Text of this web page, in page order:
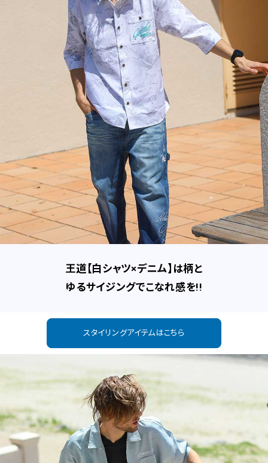
王道【白シャツ×デニム】は柄と
ゆるサイジングでこなれ感を!!
スタイリングアイテムはこちら